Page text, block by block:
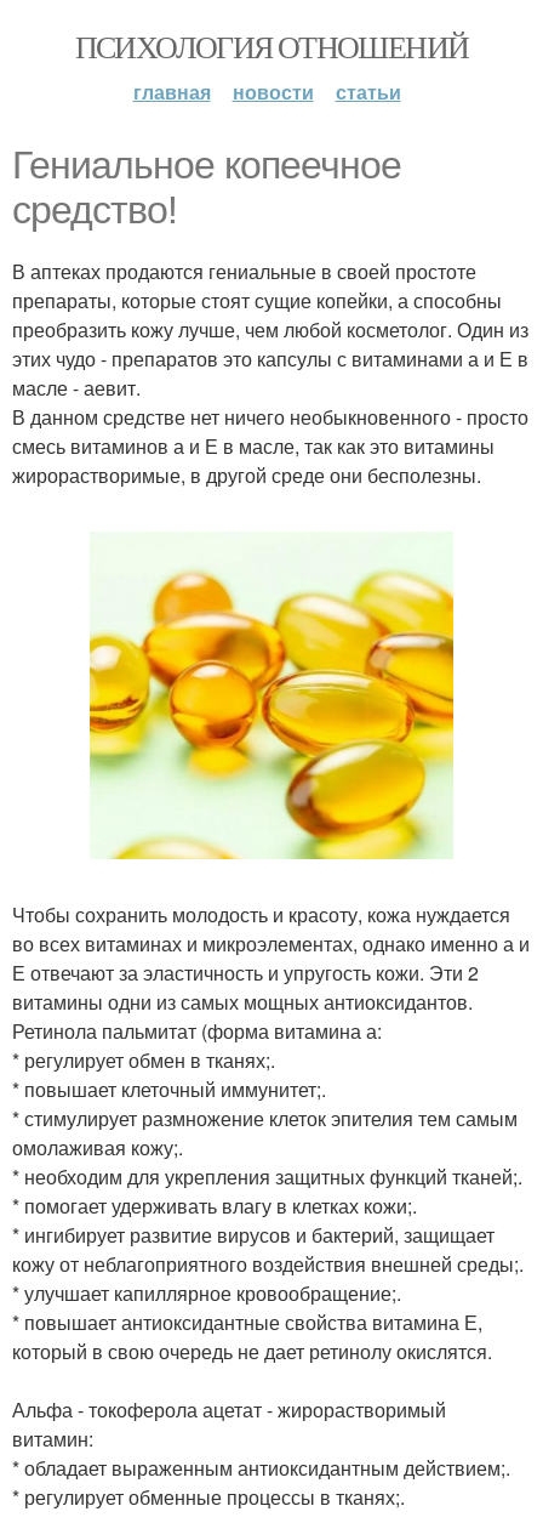
ПСИХОЛОГИЯ ОТНОШЕНИЙ
главная новости статьи
Гениальное копеечное
средство!
В аптеках продаются гениальные в своей простоте
препараты, которые стоят сущие копейки, а способны
преобразить кожу лучше, чем любой косметолог. Один из
этих чудо - препаратов это капсулы с витаминами а и Е в
масле - аевит.
В данном средстве нет ничего необыкновенного - просто
смесь витаминов а и Е в масле, так как это витамины
жирорастворимые, в другой среде они бесполезны.
Чтобы сохранить молодость и красоту, кожа нуждается
во всех витаминах и микроэлементах, однако именно а и
Е отвечают за эластичность и упругость кожи. Эти 2
витамины одни из самых мощных антиоксидантов.
Ретинола пальмитат (форма витамина а:
* регулирует обмен в тканях;.
* повышает клеточный иммунитет;.
* стимулирует размножение клеток эпителия тем самым
омолаживая кожу;.
* необходим для укрепления защитных функций тканей;.
* помогает удерживать влагу в клетках кожи;.
* ингибирует развитие вирусов и бактерий, защищает
кожу от неблагоприятного воздействия внешней среды;.
* улучшает капиллярное кровообращение;.
* повышает антиоксидантные свойства витамина Е,
который в свою очередь не дает ретинолу окислятся.
Альфа - токоферола ацетат - жирорастворимый
витамин:
* обладает выраженным антиоксидантным действием;.
* регулирует обменные процессы в тканях;.